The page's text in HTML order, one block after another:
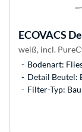
ECOVACS
weiß, incl.
Bodenart:
Detail Beutel:
Filter-Typ: